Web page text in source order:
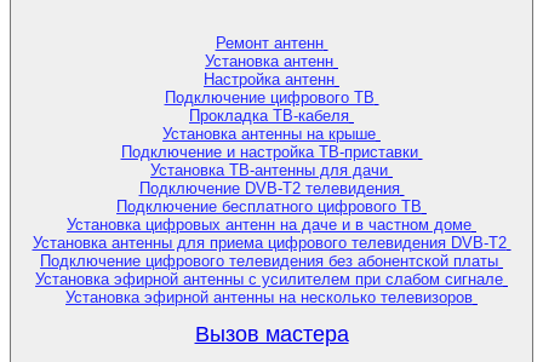
Ремонт антенн
Установка антенн
Настройка антенн
Подключение цифрового ТВ
Прокладка ТВ-кабеля
Установка антенны на крыше
Подключение и настройка ТВ-приставки
Установка ТВ-антенны для дачи
Подключение DVB-T2 телевидения
Подключение бесплатного цифрового ТВ
Установка цифровых антенн на даче и в частном доме
Установка антенны для приема цифрового телевидения DVB-T2
Подключение цифрового телевидения без абонентской платы
Установка эфирной антенны с усилителем при слабом сигнале
Установка эфирной антенны на несколько телевизоров
Вызов мастера